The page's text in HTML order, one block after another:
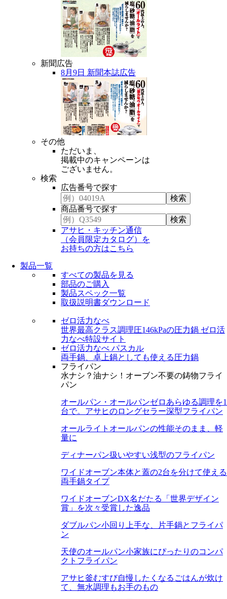
新聞広告
8月9日 新聞本誌広告
その他
ただいま、
掲載中のキャンペーンは
ございません。
検索
広告番号で探す
商品番号で探す
アサヒ・キッチン通信
（会員限定カタログ）を
お持ちの方はこちら
製品一覧
すべての製品を見る
部品のご購入
製品スペック一覧
取扱説明書ダウンロード
ゼロ活力なべ
世界最高クラス調理圧146kPaの圧力鍋 ゼロ活
力なべ特設サイト
ゼロ活力なべ パスカル
両手鍋、卓上鍋としても使える圧力鍋
フライパン
水ナシ？油ナシ！オーブン不要の鋳物フライ
パン
オールパン・オールパンゼロ あらゆる調理を1
台で。アサヒのロングセラー深型フライパン
オールライト オールパンの性能そのまま、軽
量に
ディナーパン扱いやすい浅型のフライパン
ワイドオーブン本体と蓋の2台を分けて使える
両手鍋タイプ
ワイドオーブンDX名だたる「世界デザイン
賞」を次々受賞した逸品
ダブルパン小回り上手な、片手鍋とフライパ
ン
天使のオールパン小家族にぴったりのコンパ
クトフライパン
アサヒ釜むすび自慢したくなるごはんが炊け
て、無水調理もお手のもの